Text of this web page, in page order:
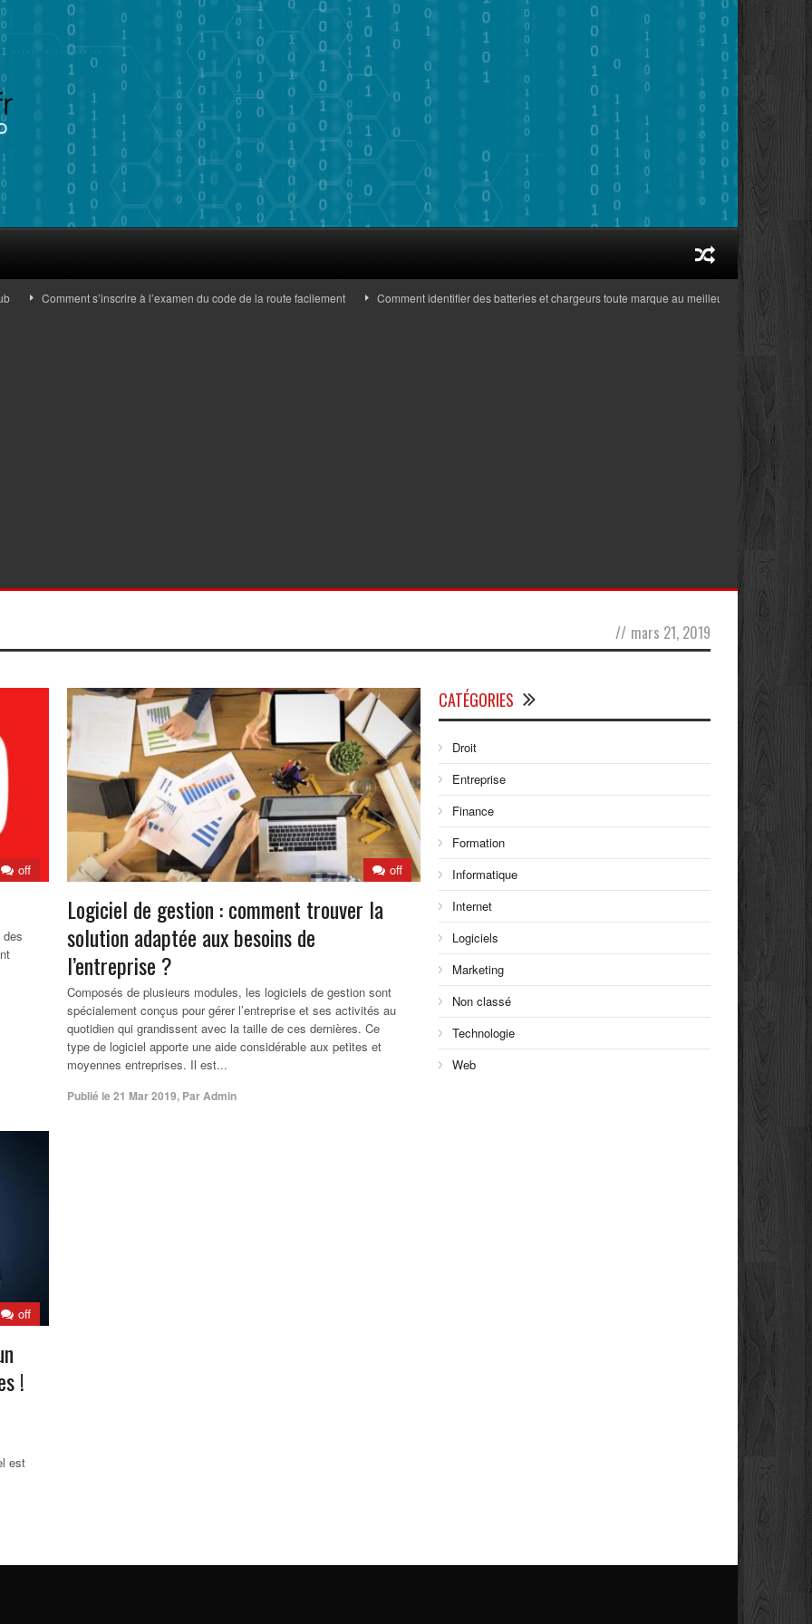
Comment s’inscrire à l’examen du code de la route facilement Comment identifier des batteries et chargeurs toute marque au meilleur prix adaptés aux
// mars 21, 2019
off off
Logiciel de gestion : comment trouver la
solution adaptée aux besoins de
l’entreprise ?
Composés de plusieurs modules, les logiciels de gestion sont
spécialement conçus pour gérer l’entreprise et ses activités au
quotidien qui grandissent avec la taille de ces dernières. Ce
type de logiciel apporte une aide considérable aux petites et
moyennes entreprises. Il est...
Publié le21 Mar 2019, ParAdmin
off
!
est
CATÉGORIES
Droit
Entreprise
Finance
Formation
Informatique
Internet
Logiciels
Marketing
Non classé
Technologie
Web